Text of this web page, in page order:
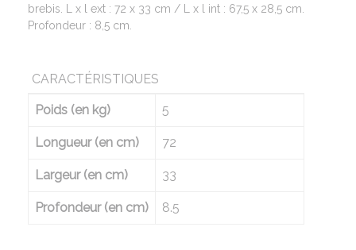
brebis. L x l ext : 72 x 33 cm / L x l int : 67,5 x 28,5 cm.
Profondeur : 8,5 cm.
CARACTÉRISTIQUES
Poids (en kg) 5
Longueur (en cm) 72
Largeur (en cm) 33
Profondeur (en cm) 8.5